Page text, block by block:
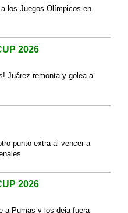
los Juegos Olímpicos en
2026
Juárez remonta y golea a
punto extra al vencer a
2026
a Pumas y los deja fuera